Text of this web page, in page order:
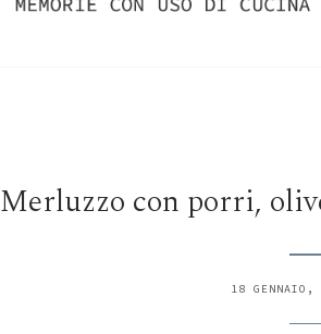
Merluzzo con porri,
18 GENNAIO,